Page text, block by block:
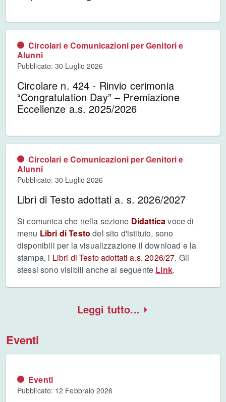
Circolari e Comunicazioni per Genitori e
Alunni
Pubblicato: 30 Luglio 2026
Circolare n. 424 - Rinvio cerimonia
“Congratulation Day” – Premiazione
Eccellenze a.s. 2025/2026
Circolari e Comunicazioni per Genitori e
Alunni
Pubblicato: 30 Luglio 2026
Libri di Testo adottati a. s. 2026/2027
Si comunica che nella sezione Didatticavoce di
menu Libri di Testo del sito d'istituto, sono
disponibili per la visualizzazione il download e la
stampa, i Libri di Testo adottati a.s. 2026/27. Gli
stessi sono visibili anche al seguente Link.
Leggi tutto...
Eventi
Eventi
Pubblicato: 12 Febbraio 2026